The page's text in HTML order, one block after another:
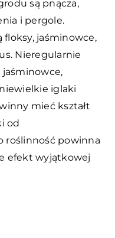
są pnącza,
i pergole.
jaśminowce,
Nieregularnie
iglaki
mieć kształt
od
roślinność powinna
efekt wyjątkowej